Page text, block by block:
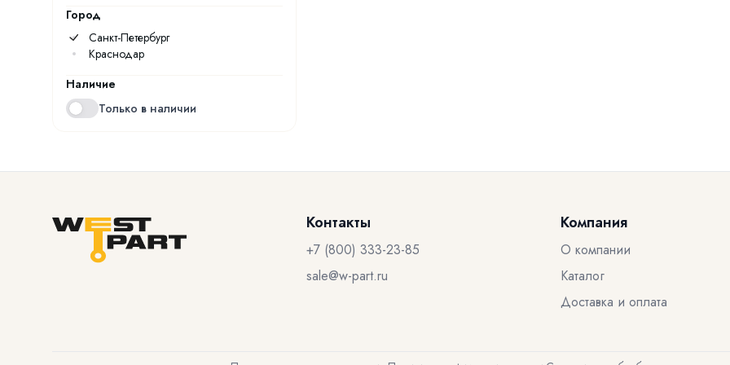
Город
Санкт-Петербург
Краснодар
Наличие
Только в наличии
Контакты
+7 (800) 333-23-85
sale@w-part.ru
Компания
О компании
Каталог
Доставка и оплата